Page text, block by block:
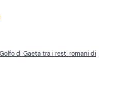
di Gaeta tra i resti romani di